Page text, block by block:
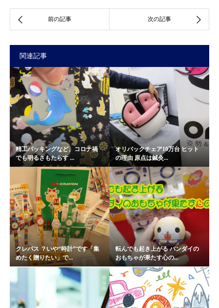
関連記事
精工パッキングなど、コロナ禍
でも明るさもたらす ...
オリバックチェア10万台 ヒット
の理由 原点は鍼灸...
クレパス ？いや“時計”です「集
めたく贈りたい」で...
転んでも起き上がる バンダイの
おもちゃが果たす心の...